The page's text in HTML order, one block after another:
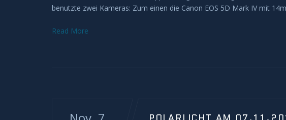
benutzte zwei Kameras: Zum einen die Canon EOS 5D Mark IV mit
Read More